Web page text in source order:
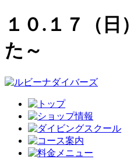
１０.１７（
た～